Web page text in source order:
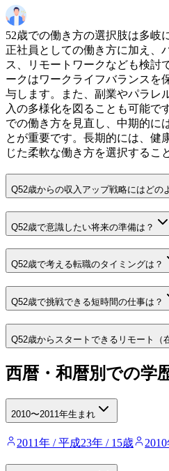
52歳での働き方の選択肢は多岐
正社員としての働き方に加え、
ス、リモートワークなども検討
ークはワークライフバランスを
与します。また、副業やパラレ
入の多様化を図ることも可能で
での働き方を見直し、中期的に
とが重要です。長期的には、健
じた柔軟な働き方を選択するこ
Q52歳からの収入アップ戦略にはどの
Q52歳で意識したい将来の準備は？
Q52歳で考える転職のタイミングは？
Q52歳で挑戦できる短時間の仕事は？
Q52歳からスタートできるリモート（
西暦・和暦別での学
2010〜2011年生まれ
2011年 / 平成23年 / 15歳